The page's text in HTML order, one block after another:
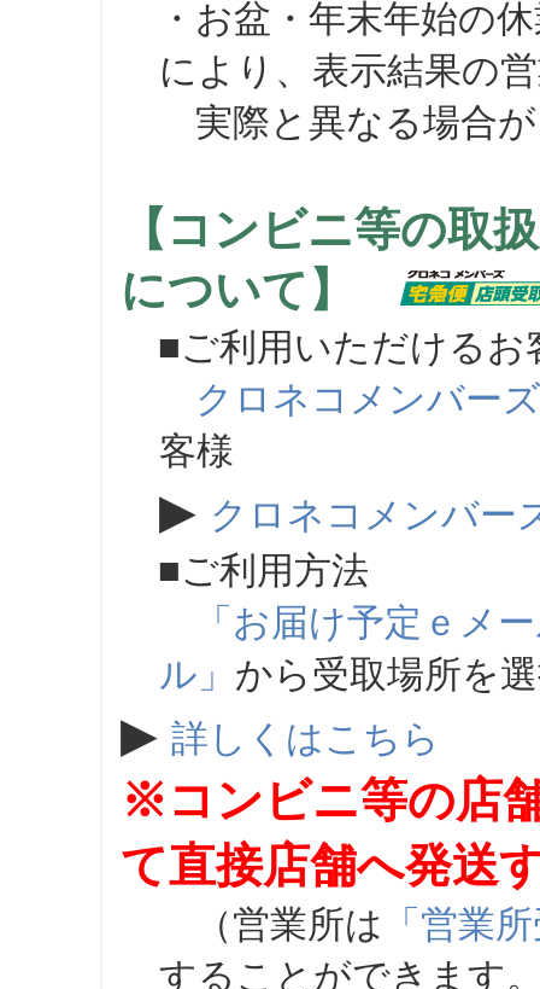
・お盆・年末年始の
により、表示結果の
実際と異なる場合が
【コンビニ等の取
について】
■ご利用いただけるお
クロネコメンバーズ
客様
▶ クロネコメンバー
■ご利用方法
「お届け予定ｅメ
ル」 から受取場所を
▶ 詳しくはこちら
※コンビニ等の店
て直接店舗へ発送
（営業所は 「営業
することができます